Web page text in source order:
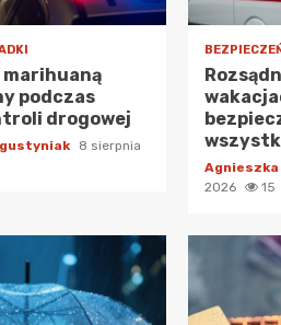
III
marihuaną
podczas
drogowej
8 sierpnia
2026
15